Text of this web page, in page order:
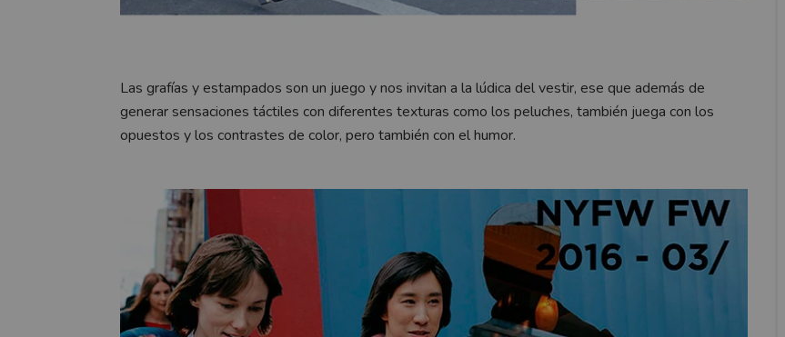
Las grafías y estampados son un juego y nos invitan a la lúdica del vestir, ese que además de
generar sensaciones táctiles con diferentes texturas como los peluches, también juega con los
opuestos y los contrastes de color, pero también con el humor.